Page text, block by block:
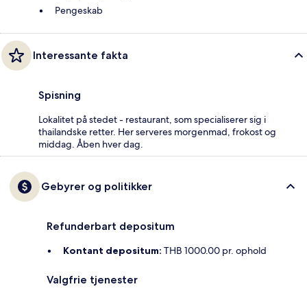
Pengeskab
Interessante fakta
Spisning
Lokalitet på stedet - restaurant, som specialiserer sig i
thailandske retter. Her serveres morgenmad, frokost og
middag. Åben hver dag.
Gebyrer og politikker
Refunderbart depositum
Kontant depositum: THB 1000.00 pr. ophold
Valgfrie tjenester